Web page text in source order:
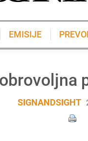
EMISIJE
SIGNANDSIGHT